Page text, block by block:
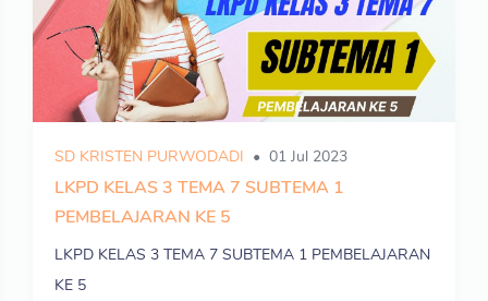
SD KRISTEN PURWODADI 01 Jul 2023
LKPD KELAS 3 TEMA 7 SUBTEMA 1
PEMBELAJARAN KE 5
LKPD KELAS 3 TEMA 7 SUBTEMA 1 PEMBELAJARAN
KE 5